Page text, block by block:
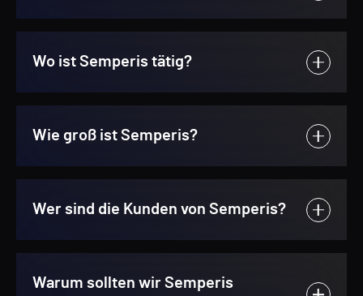
Wo ist Semperis tätig?
Wie groß ist Semperis?
Wer sind die Kunden von Semperis?
Warum sollten wir Semperis